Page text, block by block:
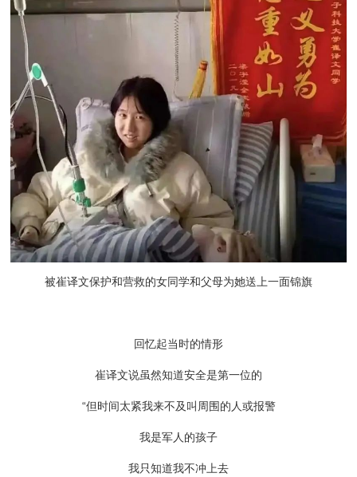
被崔译文保护和营救的女同学和父母为她送上一面锦旗
回忆起当时的情形
崔译文说虽然知道安全是第一位的
“但时间太紧我来不及叫周围的人或报警
我是军人的孩子
我只知道我不冲上去